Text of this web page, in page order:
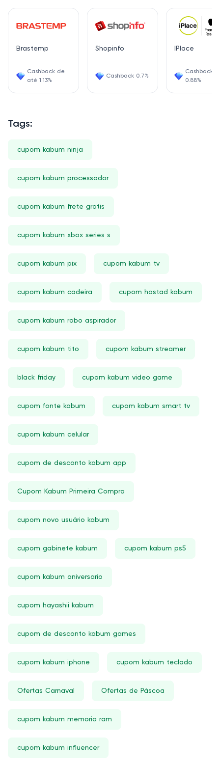
Brastemp
Cashback de
até 1.13%
Shopinfo
Cashback 0.7%
IPlace
Cashback
0.88%
Tags:
cupom kabum ninja
cupom kabum processador
cupom kabum frete gratis
cupom kabum xbox series s
cupom kabum pix cupom kabum tv
cupom kabum cadeira cupom hastad kabum
cupom kabum robo aspirador
cupom kabum tito cupom kabum streamer
black friday cupom kabum video game
cupom fonte kabum cupom kabum smart tv
cupom kabum celular
cupom de desconto kabum app
Cupom Kabum Primeira Compra
cupom novo usuário kabum
cupom gabinete kabum cupom kabum ps5
cupom kabum aniversario
cupom hayashii kabum
cupom de desconto kabum games
cupom kabum iphone cupom kabum teclado
Ofertas Carnaval Ofertas de Páscoa
cupom kabum memoria ram
cupom kabum influencer